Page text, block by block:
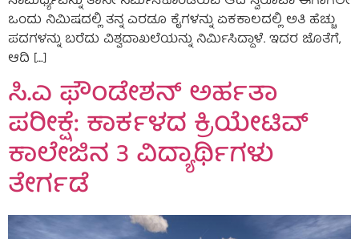
ಒಂದು ನಿಮಿಷದಲ್ಲಿ ತನ್ನ ಎರಡೂ ಕೈಗಳನ್ನು ಏಕಕಾಲದಲ್ಲಿ ಅತಿ ಹೆಚ್ಚು
ಪದಗಳನ್ನು ಬರೆದು ವಿಶ್ವದಾಖಲೆಯನ್ನು ನಿರ್ಮಿಸಿದ್ದಾಳೆ. ಇದರ ಜೊತೆಗೆ,
ಆದಿ […]
ಸಿ.ಎ ಫೌಂಡೇಶನ್‌ ಅರ್ಹತಾ
ಪರೀಕ್ಷೆ: ಕಾರ್ಕಳದ ಕ್ರಿಯೇಟಿವ್‌
ಕಾಲೇಜಿನ 3 ವಿದ್ಯಾರ್ಥಿಗಳು
ತೇರ್ಗಡೆ